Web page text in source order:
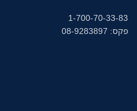
1-700-70-33-83
פקס: 08-9283897